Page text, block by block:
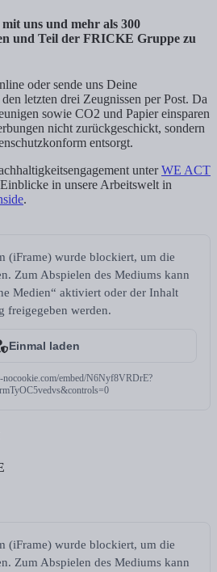
uns und mehr als 300
und Teil der FRICKE Gruppe zu
oder sende uns Deine
letzten drei Zeugnissen per Post. Da
sowie CO2 und Papier einsparen
nicht zurückgeschickt, sondern
entsorgt.
unterWE ACT
in unsere Arbeitswelt in
.
(iFrame) wurde blockiert, um die
Zum Abspielen des Mediums kann
Medien“ aktiviert oder der Inhalt
freigegeben werden.
Einmal laden
embed/N6Nyf8VRDrE?
(iFrame) wurde blockiert, um die
Zum Abspielen des Mediums kann